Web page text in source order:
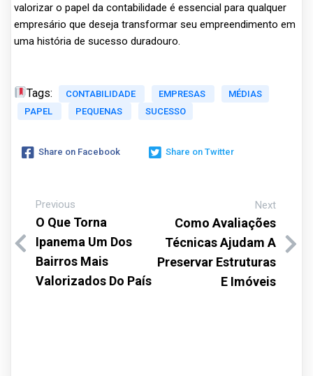
valorizar o papel da contabilidade é essencial para qualquer
empresário que deseja transformar seu empreendimento em
uma história de sucesso duradouro.
Tags: CONTABILIDADE EMPRESAS
MÉDIAS
PAPEL
PEQUENAS SUCESSO
Share on Facebook Share on Twitter
Previous
O Que Torna
Ipanema Um Dos
Bairros Mais
Valorizados Do País
Next
Como Avaliações
Técnicas Ajudam A
Preservar Estruturas
E Imóveis